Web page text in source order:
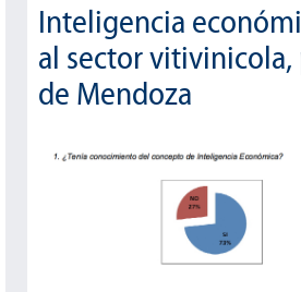
Inteligencia
al sector
de Mendoza